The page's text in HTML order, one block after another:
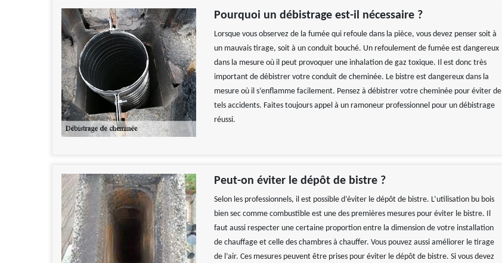
Pourquoi un débistrage est-il nécessaire ?
Lorsque vous observez de la fumée qui refoule dans la pièce, vous devez penser soit à
un mauvais tirage, soit à un conduit bouché. Un refoulement de fumée est dangereux
dans la mesure où il peut provoquer une inhalation de gaz toxique. Il est donc très
important de débistrer votre conduit de cheminée. Le bistre est dangereux dans la
mesure où il s‘enflamme facilement. Pensez à débistrer votre cheminée pour éviter de
tels accidents. Faites toujours appel à un ramoneur professionnel pour un débistrage
réussi.
Peut-on éviter le dépôt de bistre ?
Selon les professionnels, il est possible d’éviter le dépôt de bistre. L’utilisation bu bois
bien sec comme combustible est une des premières mesures pour éviter le bistre. Il
faut aussi respecter une certaine proportion entre la dimension de votre installation
de chauffage et celle des chambres à chauffer. Vous pouvez aussi améliorer le tirage
de l’air. Ces mesures peuvent être prises pour éviter le dépôt de bistre. Si vous devez